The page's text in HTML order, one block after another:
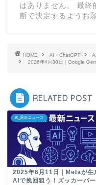
はありません。 最終
断で決定するようお
HOME AI・ChatGPT
2026年4月30日｜Google
RELATED POST
AI_最新ニュース
2025年6月11日｜Metaが生
AIで挽回狙う！ズッカーバー